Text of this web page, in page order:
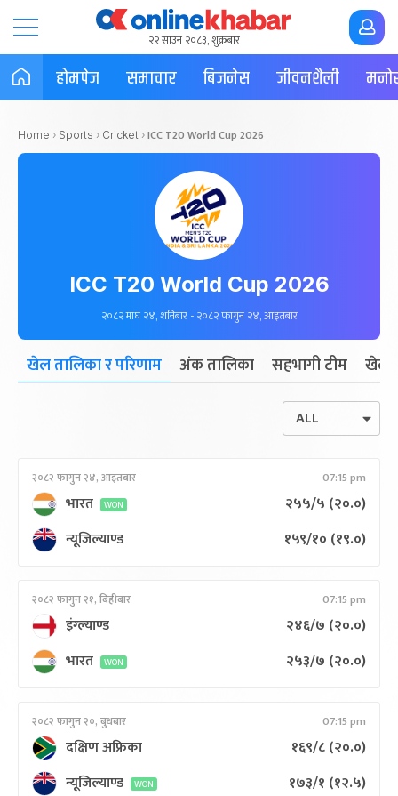
२२ साउन २०८३, शुक्रबार
होमपेज समाचार बिजनेस जीवनशैली
Home › Sports › Cricket › ICC T20 World Cup 2026
ICC T20 World Cup 2026
२०८२ माघ २४, शनिबार - २०८२ फागुन २४, आइतबार
खेल तालिका र परिणाम अंक तालिका सहभागी टीम
२०८२ फागुन २४, आइतबार 07:15 pm
भारत WON २५५/५ (२०.०)
न्यूजिल्याण्ड
१५९/१० (१९.०)
२०८२ फागुन २१, बिहीबार 07:15 pm
इंग्ल्याण्ड २४६/७ (२०.०)
भारत
WON २५३/७ (२०.०)
२०८२ फागुन २०, बुधबार 07:15 pm
दक्षिण अफ्रिका १६९/८(२०.०)
न्यूजिल्याण्ड
WON १७३/१ (१२.५)